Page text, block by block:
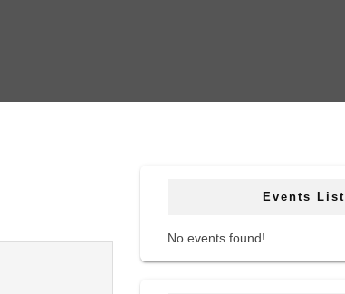
Events List
No events found!